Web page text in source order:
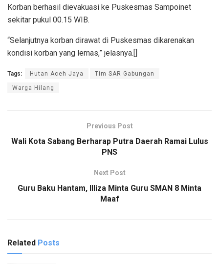
Korban berhasil dievakuasi ke Puskesmas Sampoinet
sekitar pukul 00.15 WIB.
“Selanjutnya korban dirawat di Puskesmas dikarenakan
kondisi korban yang lemas,” jelasnya.[]
Tags: Hutan Aceh Jaya Tim SAR Gabungan
Warga Hilang
Previous Post
Wali Kota Sabang Berharap Putra Daerah Ramai Lulus
PNS
Next Post
Guru Baku Hantam, Illiza Minta Guru SMAN 8 Minta
Maaf
Related Posts